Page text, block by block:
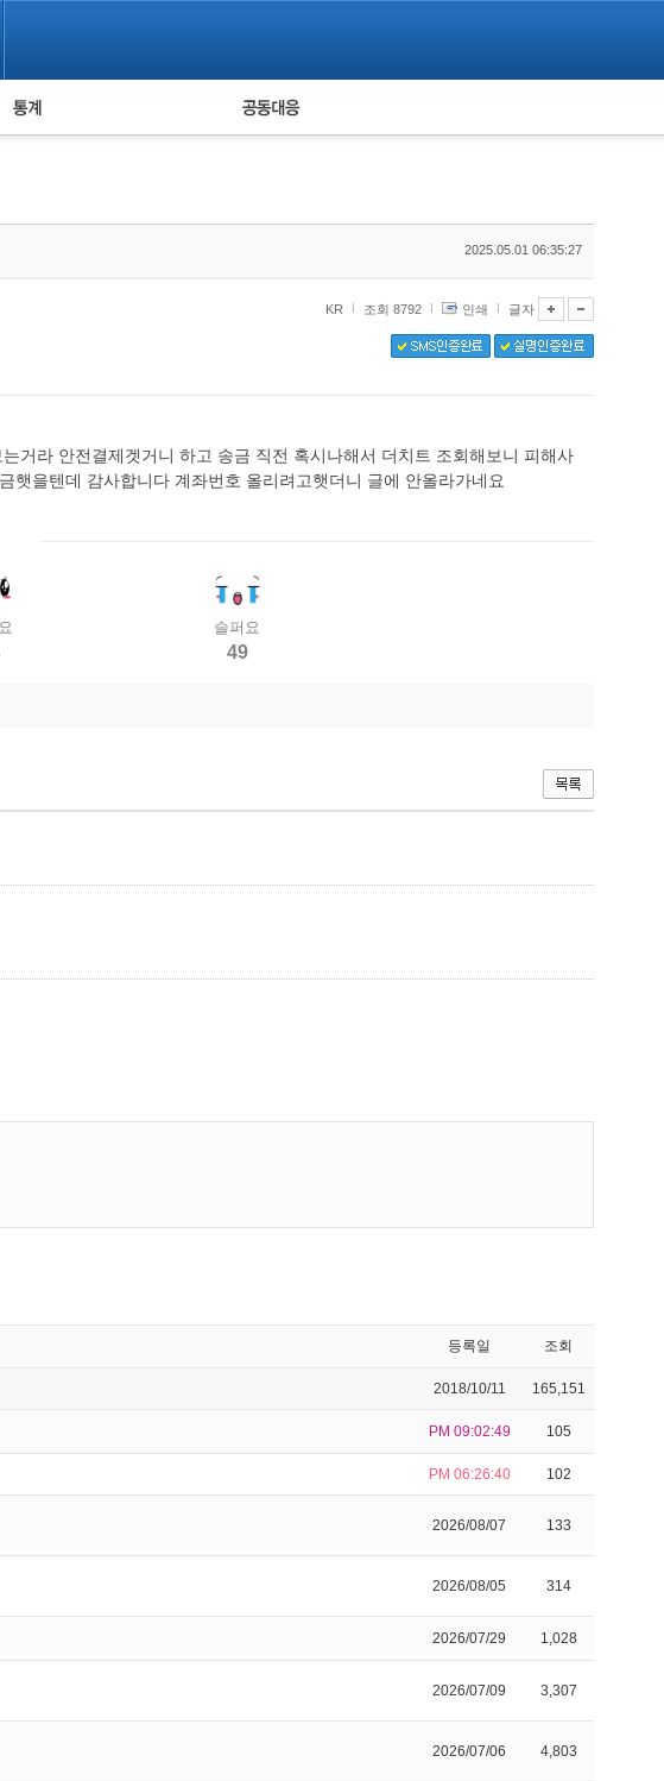
누적 피해사례 통계 피해자 공동대응
2025.05.01 06:35:27
KR 조회 8792 인쇄 글자
거라 안전결제겟거니 하고 송금 직전 혹시나해서 더치트 조회해보니 피해사
을텐데 감사합니다 계좌번호 올리려고햇더니 글에 안올라가네요
슬퍼요
49
등록일 조회
2018/10/11 165,151
PM 09:02:49 105
PM 06:26:40 102
2026/08/07 133
2026/08/05 314
2026/07/29 1,028
2026/07/09 3,307
2026/07/06 4,803